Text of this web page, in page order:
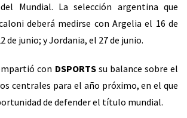
Mundial. La selección argentina que
deberá medirse con Argelia el 16 de
de junio; y Jordania, el 27 de junio.
con DSPORTSsu balance sobre el
centrales para el año próximo, en el que
de defender el título mundial.